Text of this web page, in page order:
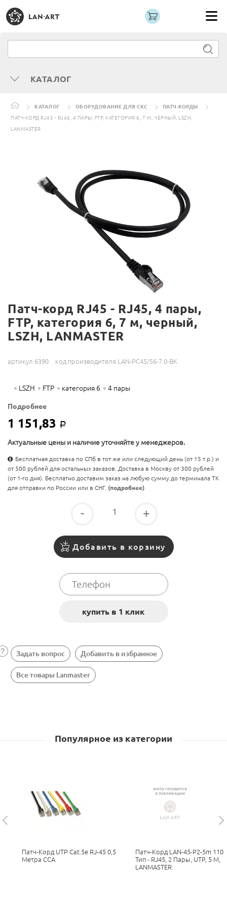
КАТАЛОГ
КАТАЛОГ ОБОРУДОВАНИЕ ДЛЯ СКС
ПАТЧ-КОРДЫ
ПАТЧ-КОРД RJ45 - RJ45, 4 ПАРЫ, FTP, КАТЕГОРИЯ 6, 7 М, ЧЕРНЫЙ, LSZH,
LANMASTER
Патч-корд RJ45 - RJ45, 4 пары,
FTP, категория 6, 7 м, черный,
LSZH, LANMASTER
артикул 6390 код производителя LAN-PC45/S6-7.0-BK
LSZH FTP категория 6 4 пары
Подробнее
1 151,83 Р
Актуальные цены и наличие уточняйте у менеджеров.
Бесплатная доставка по СПб в тот же или следующий день (от 15 т.р.) и
от 500 рублей для остальных заказов. Доставка в Москву от 300 рублей
(от 1-го дня). Бесплатно доставим заказ на любую сумму до терминала ТК
для отправки по России или в СНГ. (подробнее)
- +
Добавить в корзину
Задать вопрос Добавить в избранное
Все товары Lanmaster
Популярное из категории
Патч-Корд UTP Cat.5e RJ-45 0,5
Метра CCA
Патч-Корд LAN-45-P2-5m 110
Тип - RJ45, 2 Пары, UTP, 5 М,
LANMASTER